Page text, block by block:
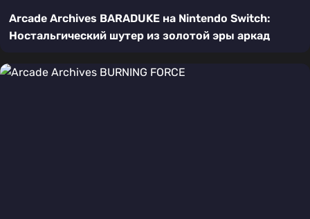
Arcade Archives BARADUKE на Nintendo Switch:
Ностальгический шутер из золотой эры аркад